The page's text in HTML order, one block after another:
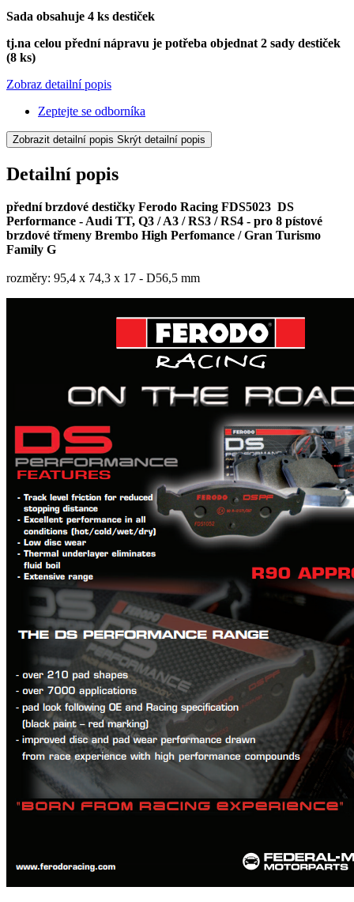
Sada obsahuje 4 ks destiček
tj.na celou přední nápravu je potřeba objednat 2 sady destiček
(8 ks)
Zobraz detailní popis
Zeptejte se odborníka
Zobrazit detailní popis Skrýt detailní popis
Detailní popis
přední brzdové destičky Ferodo Racing FDS5023 DS
Performance - Audi TT, Q3 / A3 / RS3 / RS4 - pro 8 pístové
brzdové třmeny Brembo High Perfomance / Gran Turismo
Family G
rozměry: 95,4 x 74,3 x 17 - D56,5 mm